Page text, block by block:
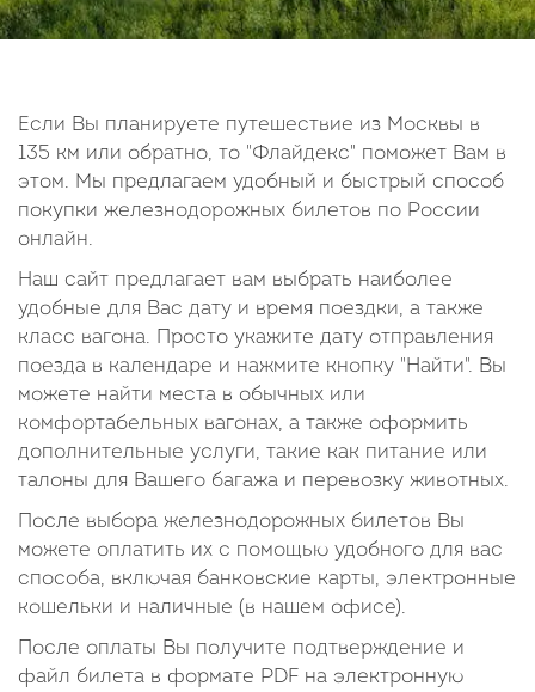
Если Вы планируете путешествие из Москвы в
135 км или обратно, то "Флайдекс" поможет Вам в
этом. Мы предлагаем удобный и быстрый способ
покупки железнодорожных билетов по России
онлайн.
Наш сайт предлагает вам выбрать наиболее
удобные для Вас дату и время поездки, а также
класс вагона. Просто укажите дату отправления
поезда в календаре и нажмите кнопку "Найти". Вы
можете найти места в обычных или
комфортабельных вагонах, а также оформить
дополнительные услуги, такие как питание или
талоны для Вашего багажа и перевозку животных.
После выбора железнодорожных билетов Вы
можете оплатить их с помощью удобного для вас
способа, включая банковские карты, электронные
кошельки и наличные (в нашем офисе).
После оплаты Вы получите подтверждение и
файл билета в формате PDF на электронную
14
15 16 17 18 19
20
Октябрь 2026
5
6 7 8 9 10
11
12
13 14 15 16 17
18
19
20 21 22 23
31